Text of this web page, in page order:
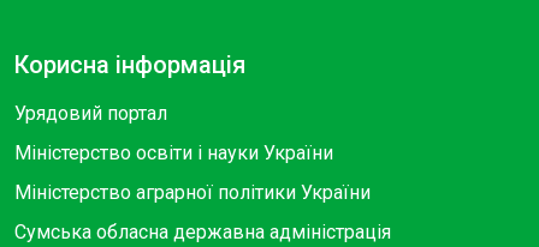
Корисна інформація
Урядовий портал
Міністерство освіти і науки України
Міністерство аграрної політики України
Сумська обласна державна адміністрація